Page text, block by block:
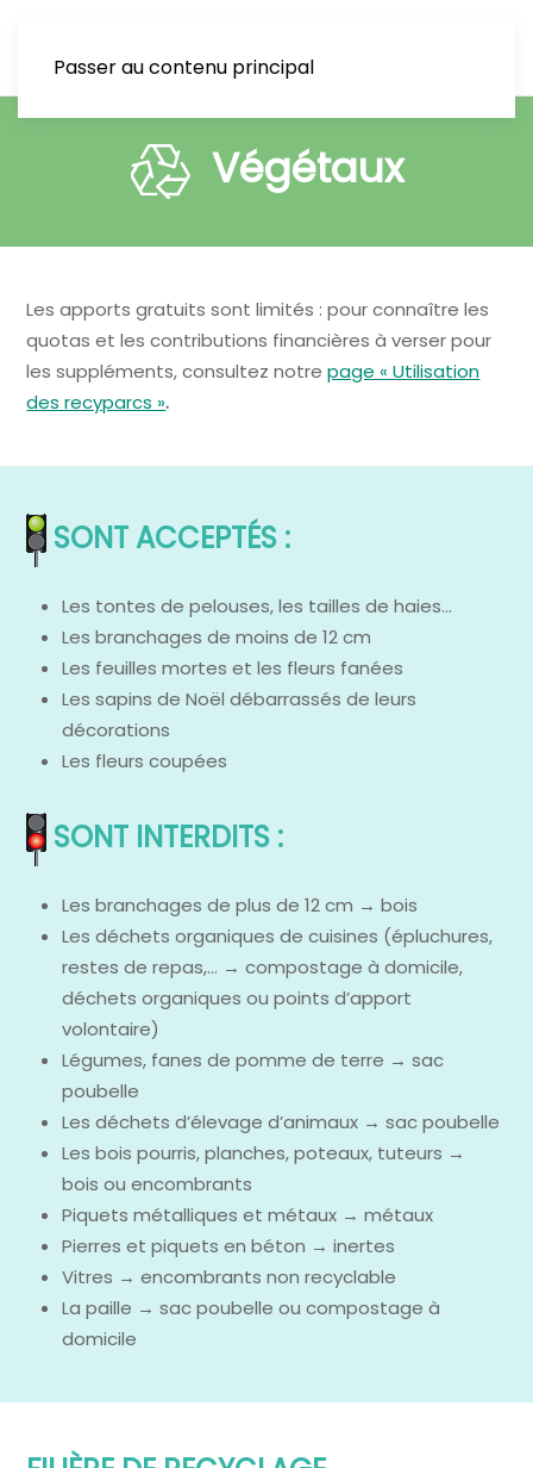
Passer au contenu principal
Végétaux
Les apports gratuits sont limités : pour connaître les
quotas et les contributions financières à verser pour
les suppléments, consultez notrepage « Utilisation
des recyparcs ».
SONT ACCEPTÉS :
Les tontes de pelouses, les tailles de haies…
Les branchages de moins de 12 cm
Les feuilles mortes et les fleurs fanées
Les sapins de Noël débarrassés de leurs
décorations
Les fleurs coupées
SONT INTERDITS :
Les branchages de plus de 12 cm → bois
Les déchets organiques de cuisines (épluchures,
restes de repas,… → compostage à domicile,
déchets organiques ou points d’apport
volontaire)
Légumes, fanes de pomme de terre → sac
poubelle
Les déchets d’élevage d’animaux → sac poubelle
Les bois pourris, planches, poteaux, tuteurs →
bois ou encombrants
Piquets métalliques et métaux → métaux
Pierres et piquets en béton → inertes
Vitres → encombrants non recyclable
La paille → sac poubelle ou compostage à
domicile